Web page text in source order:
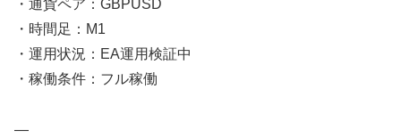
・通貨ペア：GBPUSD
・時間足：M1
・運用状況：EA運用検証中
・稼働条件：フル稼働
—